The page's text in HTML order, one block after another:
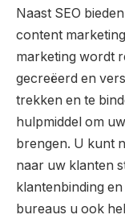
Naast SEO
content
marketing wordt
gecreëerd en
trekken en te
hulpmiddel om
brengen. U kunt
naar uw klanten
klantenbinding
bureaus u ook